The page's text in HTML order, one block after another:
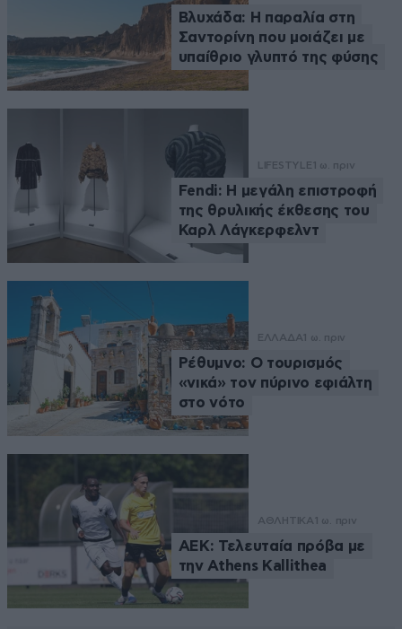
Βλυχάδα: Η παραλία στη
Σαντορίνη που μοιάζει με
υπαίθριο γλυπτό της φύσης
LIFESTYLE 1 ω. πριν
Fendi: Η μεγάλη επιστροφή
της θρυλικής έκθεσης του
Καρλ Λάγκερφελντ
ΕΛΛΑΔΑ 1 ω. πριν
Ρέθυμνο: Ο τουρισμός
«νικά» τον πύρινο εφιάλτη
στο νότο
ΑΘΛΗΤΙΚΑ 1 ω. πριν
ΑΕΚ: Τελευταία πρόβα με
την Athens Kallithea